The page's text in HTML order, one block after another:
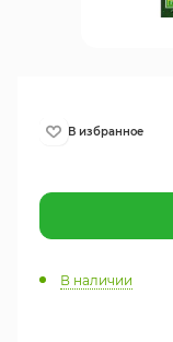
В наличии